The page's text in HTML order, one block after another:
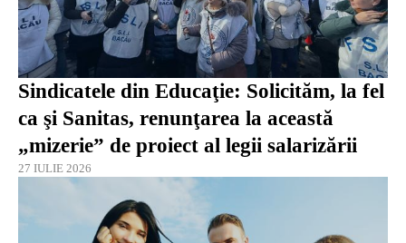
Sindicatele din Educaţie: Solicităm, la fel
ca şi Sanitas, renunţarea la această
„mizerie” de proiect al legii salarizării
27 IULIE 2026